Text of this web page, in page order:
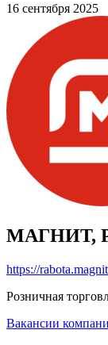
16 сентября 2025
МАГНИТ,
https://
Розничная
Вакансии